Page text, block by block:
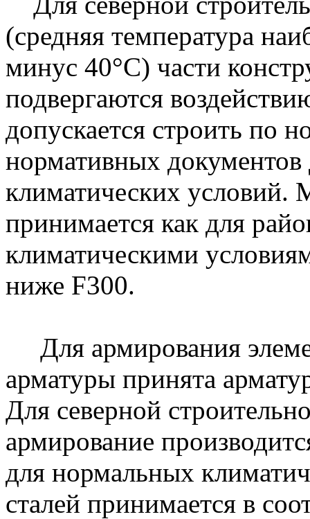
(средняя температура
минус 40°С) части
подвергаются
допускается строить по
нормативных
климатических условий.
принимается как для
климатическими
ниже F300.
Для армирования
арматуры принята
Для северной
армирование
для нормальных
сталей принимается в